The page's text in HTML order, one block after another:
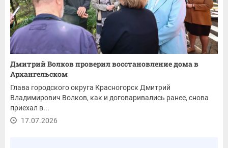
Дмитрий Волков проверил восстановление дома в
Архангельском
Глава городского округа Красногорск Дмитрий
Владимирович Волков, как и договаривались ранее, снова
приехал в...
17.07.2026